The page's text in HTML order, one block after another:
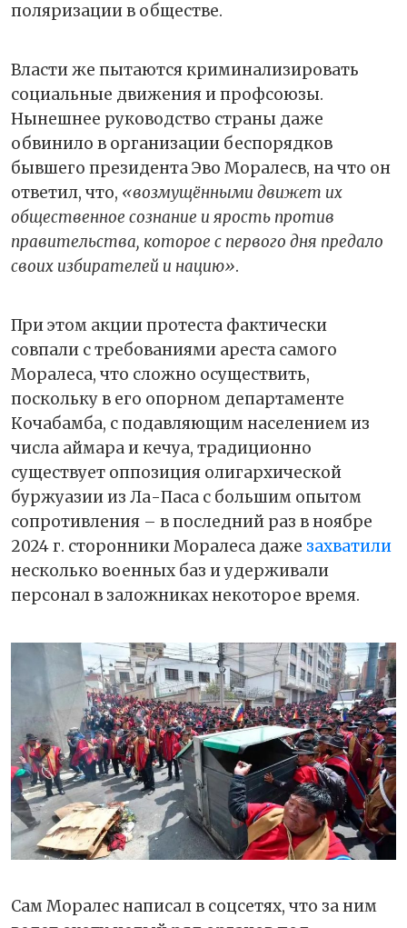
поляризации в обществе.
Власти же пытаются криминализировать
социальные движения и профсоюзы.
Нынешнее руководство страны даже
обвинило в организации беспорядков
бывшего президента Эво Моралесв, на что он
ответил, что, «возмущёнными движет их
общественное сознание и ярость против
правительства, которое с первого дня предало
своих избирателей и нацию».
При этом акции протеста фактически
совпали с требованиями ареста самого
Моралеса, что сложно осуществить,
поскольку в его опорном департаменте
Кочабамба, с подавляющим населением из
числа аймара и кечуа, традиционно
существует оппозиция олигархической
буржуазии из Ла-Паса с большим опытом
сопротивления – в последний раз в ноябре
2024 г. сторонники Моралеса даже захватили
несколько военных баз и удерживали
персонал в заложниках некоторое время.
Сам Моралес написал в соцсетях, что за ним